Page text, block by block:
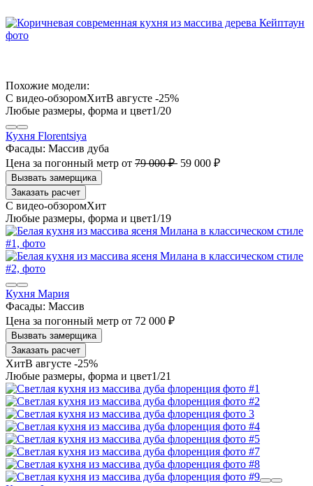
Похожие модели:
В августе -25%
1/20
Кухня Florentsiya
Фасады: Массив дуба
Цена за погонный метр от 79 000 ₽ 59 000 ₽
Заказать расчет
1/19
Кухня Мария
Фасады: Массив
Цена за погонный метр от 72 000 ₽
Заказать расчет
В августе -25%
1/21